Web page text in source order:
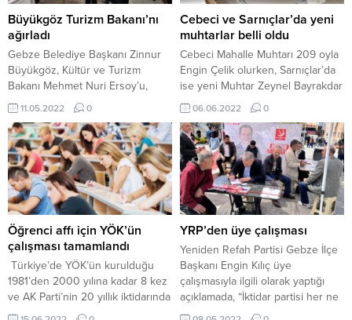
Büyükgöz Turizm Bakanı’nı
ağırladı
Gebze Belediye Başkanı Zinnur
Büyükgöz, Kültür ve Turizm
Bakanı Mehmet Nuri Ersoy’u,
Gebze standında ağırladı.
Gebze’yi 6. Heritage İstanbul’da
temsil eden Belediye Başkanı
Zinnur Büyükgöz, Kültür ve
Turizm Bakanı Mehmet Nuri
Ersoy’u Gebze standında ağırladı.
Gebze’nin tarihi ve kültür varlıkları
hakkında Bakan Ersoy’a bilgi
veren Belediye Başkanı Zinnur
Büyükgöz; Tarihi...
11.05.2022 0
Cebeci ve Sarnıçlar’da yeni
muhtarlar belli oldu
Cebeci Mahalle Muhtarı 209 oyla
Engin Çelik olurken, Sarnıçlar’da
ise yeni Muhtar Zeynel Bayrakdar
oldu. Kandıra’ da üç yerde seçim
sandığı kurularak 2 mahallede
muhtar, bir mahallede ise aza
seçimi yapıldı. Henüz
kesinleşmemiş sonuçlara göre
Cebeci Mahallesi Muhtarlık
seçimlerinde 372 oyun 209’unu
alan Engin Çelik yeni muhtar
olurken, Faruk Çoruh70,...
06.06.2022 0
Öğrenci affı için YÖK’ün
çalışması tamamlandı
Türkiye’de YÖK’ün kurulduğu
1981’den 2000 yılına kadar 8 kez
ve AK Parti’nin 20 yıllık iktidarında
da şimdiye kadar 6 kez öğrenci
YRP’den üye çalışması
Yeniden Refah Partisi Gebze İlçe
Başkanı Engin Kılıç üye
çalışmasıyla ilgili olarak yaptığı
açıklamada, “İktidar partisi her ne
kadar seçim 2023’te dese de biz